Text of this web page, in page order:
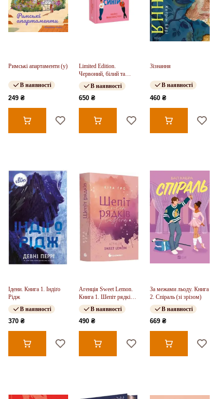
Римські апартаменти (у)
В наявності
249 ₴
Limited Edition.
Червоний, білий та
королівський синій
В наявності
650 ₴
Зізнання
В наявності
460 ₴
Ідени. Книга 1. Індіґо
Рідж
В наявності
370 ₴
Агенція Sweet Lemon.
Книга 1. Шепіт рядків
(у)
В наявності
490 ₴
За межами льоду. Книга
2. Спіраль (зі зрізом)
В наявності
669 ₴